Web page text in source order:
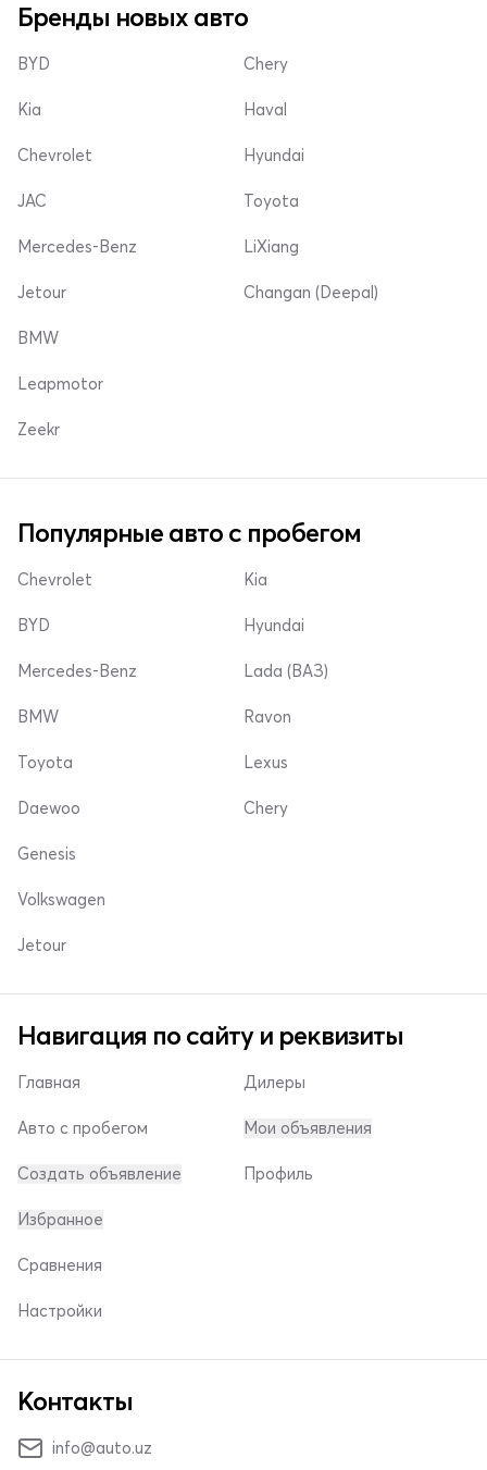
Бренды новых авто
BYD
Kia
Chevrolet
Chery
Haval
Hyundai
JAC
Mercedes-Benz
Jetour
Toyota
LiXiang
Changan (Deepal)
BMW
Leapmotor
Zeekr
Популярные авто с пробегом
Chevrolet
BYD
Mercedes-Benz
Kia
Hyundai
Lada (ВАЗ)
BMW
Toyota
Daewoo
Ravon
Lexus
Chery
Genesis
Volkswagen
Jetour
Навигация по сайту и реквизиты
Главная
Авто с пробегом
Создать объявление
Дилеры
Мои объявления
Профиль
Избранное
Сравнения
Настройки
Контакты
info@auto.uz